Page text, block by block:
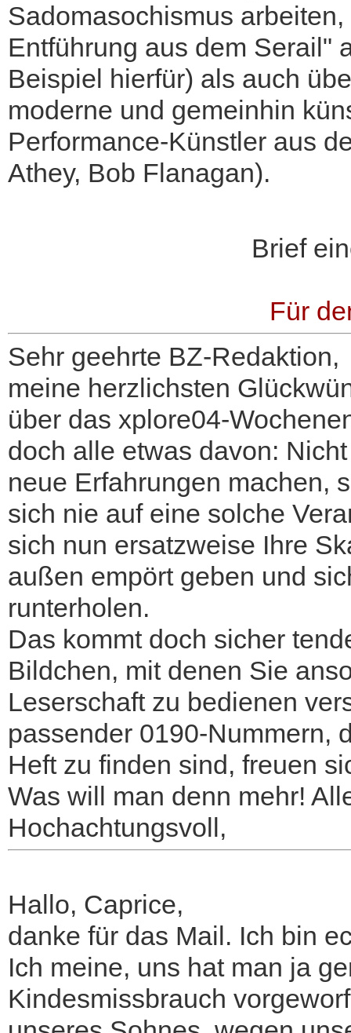
Sadomasochismus
Entführung aus dem Serail"
Beispiel hierfür) als auch
moderne und gemeinhin
Performance-Künstler aus
Athey, Bob Flanagan).
Brief
Für
Sehr geehrte BZ-Redaktion,
meine herzlichsten
über das xplore04-
doch alle etwas davon:
neue Erfahrungen machen,
sich nie auf eine solche
sich nun ersatzweise Ihre
außen empört geben und
runterholen.
Das kommt doch sicher
Bildchen, mit denen Sie
Leserschaft zu bedienen
passender 0190-Nummern,
Heft zu finden sind, freuen
Was will man denn mehr!
Hochachtungsvoll,
Hallo, Caprice,
danke für das Mail. Ich bin
Ich meine, uns hat man ja
Kindesmissbrauch